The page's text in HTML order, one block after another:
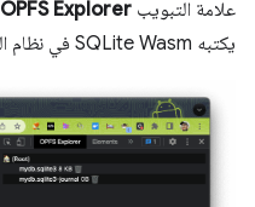
علامة التبويب OPFS Explorer
يكتبه SQLite Wasm في نظام الملفات الخاص بالمصدر.